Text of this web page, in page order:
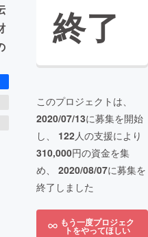
終了
このプロジェクトは、
2020/07/13に募集を開始
し、 122人の支援により
310,000円の資金を集
め、 2020/08/07に募集を
終了しました
もう一度プロジェク
トをやってほしい